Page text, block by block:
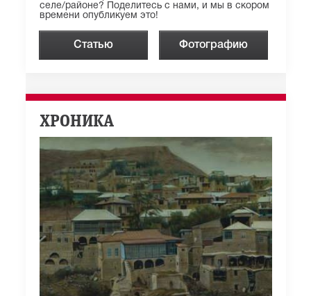
селе/районе? Поделитесь с нами, и мы в скором
времени опубликуем это!
Статью Фотографию
ХРОНИКА